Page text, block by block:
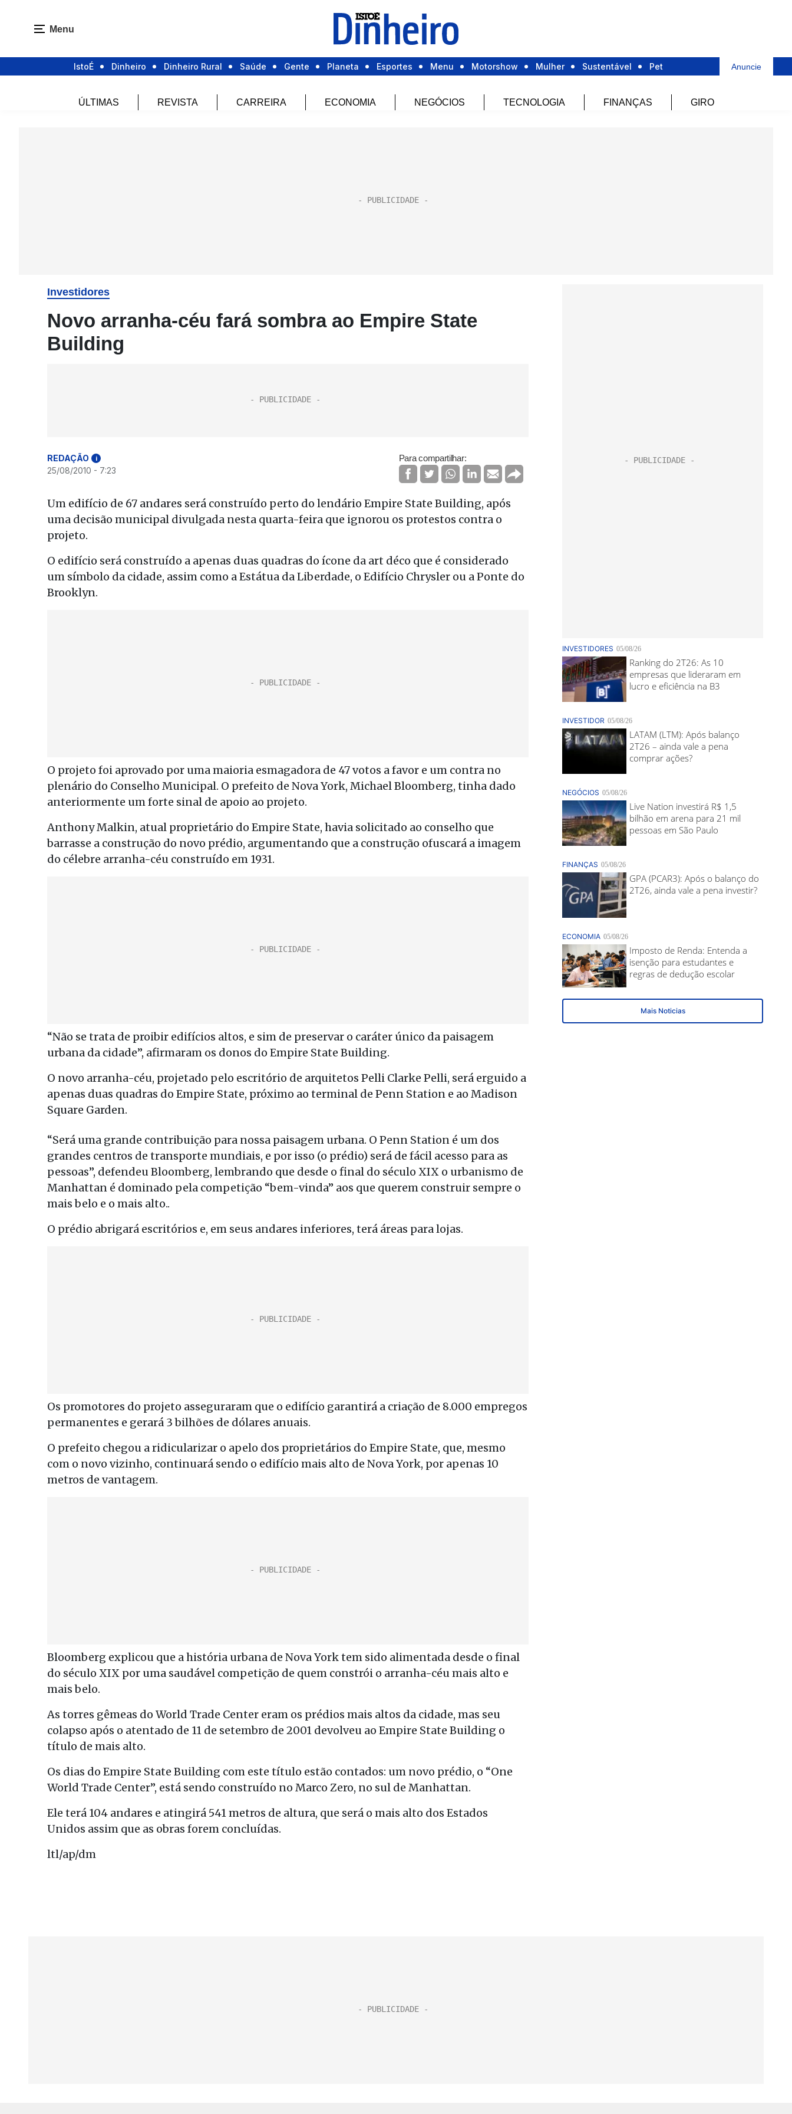
Menu
IstoÉ Dinheiro Dinheiro Rural Saúde Gente Planeta Esportes Menu Motorshow Mulher Sustentável Pet Anuncie
ÚLTIMAS REVISTA CARREIRA ECONOMIA NEGÓCIOS TECNOLOGIA FINANÇAS GIRO
Investidores
Novo arranha-céu fará sombra ao Empire State
Building
REDAÇÃO i
25/08/2010 - 7:23
Para compartilhar:
Um edifício de 67 andares será construído perto do lendário Empire State Building, após
uma decisão municipal divulgada nesta quarta-feira que ignorou os protestos contra o
projeto.
O edifício será construído a apenas duas quadras do ícone da art déco que é considerado
um símbolo da cidade, assim como a Estátua da Liberdade, o Edifício Chrysler ou a Ponte do
Brooklyn.
O projeto foi aprovado por uma maioria esmagadora de 47 votos a favor e um contra no
plenário do Conselho Municipal. O prefeito de Nova York, Michael Bloomberg, tinha dado
anteriormente um forte sinal de apoio ao projeto.
Anthony Malkin, atual proprietário do Empire State, havia solicitado ao conselho que
barrasse a construção do novo prédio, argumentando que a construção ofuscará a imagem
do célebre arranha-céu construído em 1931.
“Não se trata de proibir edifícios altos, e sim de preservar o caráter único da paisagem
urbana da cidade”, afirmaram os donos do Empire State Building.
O novo arranha-céu, projetado pelo escritório de arquitetos Pelli Clarke Pelli, será erguido a
apenas duas quadras do Empire State, próximo ao terminal de Penn Station e ao Madison
Square Garden.
“Será uma grande contribuição para nossa paisagem urbana. O Penn Station é um dos
grandes centros de transporte mundiais, e por isso (o prédio) será de fácil acesso para as
pessoas”, defendeu Bloomberg, lembrando que desde o final do século XIX o urbanismo de
Manhattan é dominado pela competição “bem-vinda” aos que querem construir sempre o
mais belo e o mais alto..
O prédio abrigará escritórios e, em seus andares inferiores, terá áreas para lojas.
Os promotores do projeto asseguraram que o edifício garantirá a criação de 8.000 empregos
permanentes e gerará 3 bilhões de dólares anuais.
O prefeito chegou a ridicularizar o apelo dos proprietários do Empire State, que, mesmo
com o novo vizinho, continuará sendo o edifício mais alto de Nova York, por apenas 10
metros de vantagem.
Bloomberg explicou que a história urbana de Nova York tem sido alimentada desde o final
do século XIX por uma saudável competição de quem constrói o arranha-céu mais alto e
mais belo.
As torres gêmeas do World Trade Center eram os prédios mais altos da cidade, mas seu
colapso após o atentado de 11 de setembro de 2001 devolveu ao Empire State Building o
título de mais alto.
Os dias do Empire State Building com este título estão contados: um novo prédio, o “One
World Trade Center”, está sendo construído no Marco Zero, no sul de Manhattan.
Ele terá 104 andares e atingirá 541 metros de altura, que será o mais alto dos Estados
Unidos assim que as obras forem concluídas.
ltl/ap/dm